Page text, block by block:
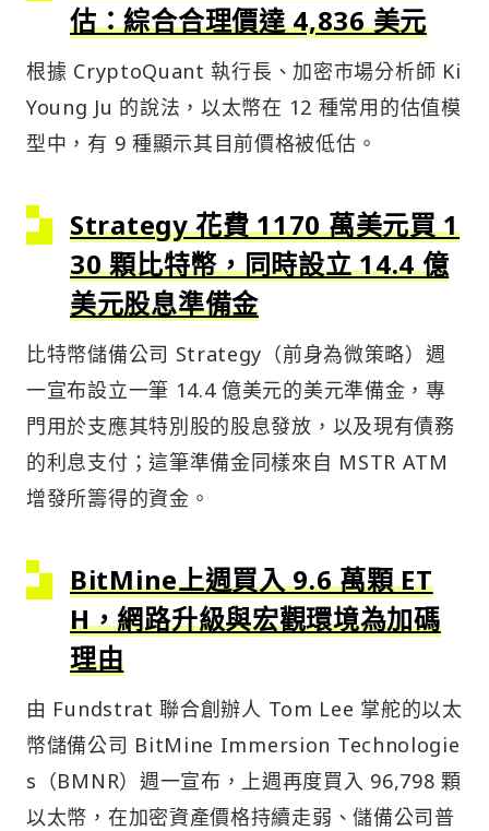
估：綜合合理價達 4,836 美元
根據 CryptoQuant 執行長、加密市場分析師 Ki
Young Ju 的說法，以太幣在 12 種常用的估值模
型中，有 9 種顯示其目前價格被低估。
Strategy 花費 1170 萬美元買 1
30 顆比特幣，同時設立 14.4 億
美元股息準備金
比特幣儲備公司 Strategy（前身為微策略）週
一宣布設立一筆 14.4 億美元的美元準備金，專
門用於支應其特別股的股息發放，以及現有債務
的利息支付；這筆準備金同樣來自 MSTR ATM
增發所籌得的資金。
BitMine上週買入 9.6 萬顆 ET
H，網路升級與宏觀環境為加碼
理由
由 Fundstrat 聯合創辦人 Tom Lee 掌舵的以太
幣儲備公司 BitMine Immersion Technologie
s（BMNR）週一宣布，上週再度買入 96,798 顆
以太幣，在加密資產價格持續走弱、儲備公司普